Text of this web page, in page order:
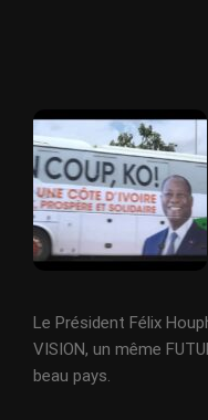
Le Président Félix
VISION, un même
beau pays.